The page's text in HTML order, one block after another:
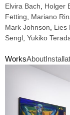
Elvira Bach
Holger
Fetting
Mariano
Mark Johnson
Lies
Sengl Yukiko
WorksAbout